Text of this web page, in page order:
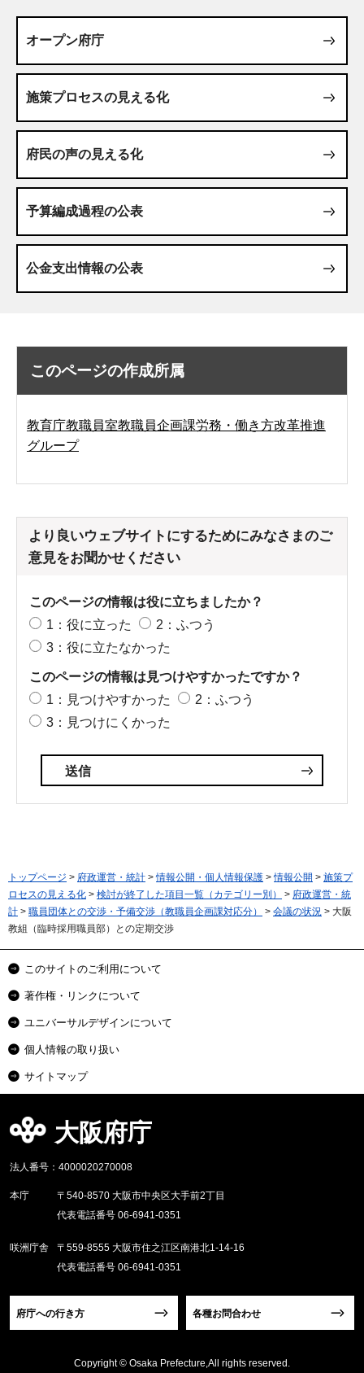
オープン府庁
施策プロセスの見える化
府民の声の見える化
予算編成過程の公表
公金支出情報の公表
このページの作成所属
教育庁教職員室教職員企画課労務・働き方改革推進
グループ
より良いウェブサイトにするためにみなさまのご
意見をお聞かせください
このページの情報は役に立ちましたか？
1：役に立った
2：ふつう
3：役に立たなかった
このページの情報は見つけやすかったですか？
1：見つけやすかった
2：ふつう
3：見つけにくかった
トップページ > 府政運営・統計 >情報公開・個人情報保護 >情報公開 > 施策プ
ロセスの見える化 > 検討が終了した項目一覧（カテゴリー別） > 府政運営・統
計 > 職員団体との交渉・予備交渉（教職員企画課対応分） > 会議の状況 > 大阪
教組（臨時採用職員部）との定期交渉
このサイトのご利用について
著作権・リンクについて
ユニバーサルデザインについて
個人情報の取り扱い
サイトマップ
大阪府庁
法人番号：4000020270008
本庁
〒540-8570 大阪市中央区大手前2丁目
代表電話番号 06-6941-0351
咲洲庁舎
〒559-8555 大阪市住之江区南港北1-14-16
代表電話番号 06-6941-0351
府庁への行き方 各種お問合わせ
Copyright © Osaka Prefecture,All rights reserved.